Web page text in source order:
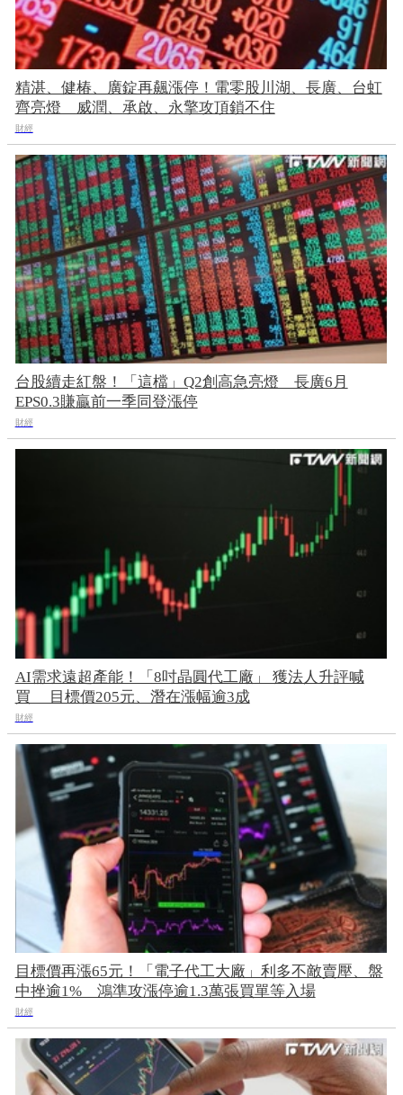
精湛、健椿、廣錠再飆漲停！電零股川湖、長廣、台虹
齊亮燈 威潤、承啟、永擎攻頂鎖不住
財經
台股續走紅盤！「這檔」Q2創高急亮燈 長廣6月
EPS0.3賺贏前一季同登漲停
財經
AI需求遠超產能！「8吋晶圓代工廠」 獲法人升評喊
買 目標價205元、潛在漲幅逾3成
財經
目標價再漲65元！「電子代工大廠」利多不敵賣壓、盤
中挫逾1% 鴻準攻漲停逾1.3萬張買單等入場
財經